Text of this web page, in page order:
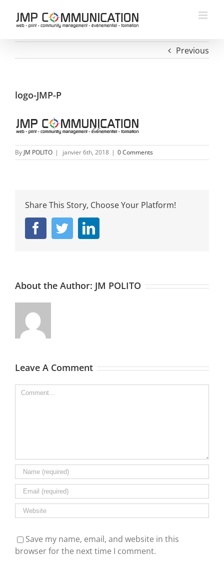
content
Previous
logo-JMP-P
By JM POLITO | janvier 6th, 2018 | 0 Comments
Share This Story, Choose Your Platform!
Facebook
TwitterLinkedin
About the Author: JM POLITO
Leave A Comment
Comment
Save my name, email, and website in this
browser for the next time I comment.